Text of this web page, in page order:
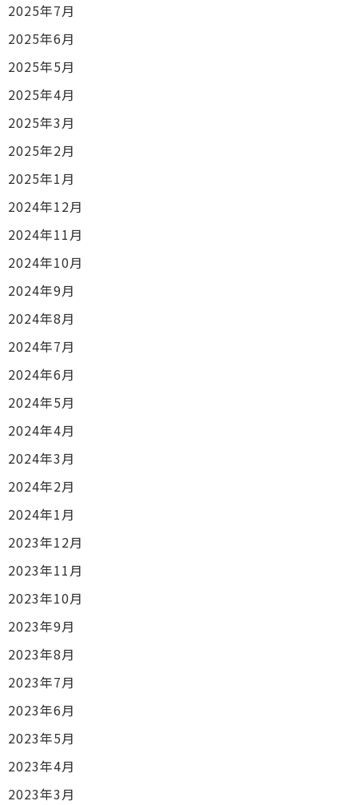
2025年7月
2025年6月
2025年5月
2025年4月
2025年3月
2025年2月
2025年1月
2024年12月
2024年11月
2024年10月
2024年9月
2024年8月
2024年7月
2024年6月
2024年5月
2024年4月
2024年3月
2024年2月
2024年1月
2023年12月
2023年11月
2023年10月
2023年9月
2023年8月
2023年7月
2023年6月
2023年5月
2023年4月
2023年3月